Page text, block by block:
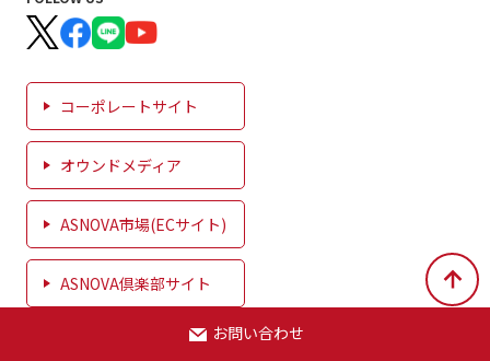
コーポレートサイト
オウンドメディア
ASNOVA市場(ECサイト)
ASNOVA倶楽部サイト
お問い合わせ